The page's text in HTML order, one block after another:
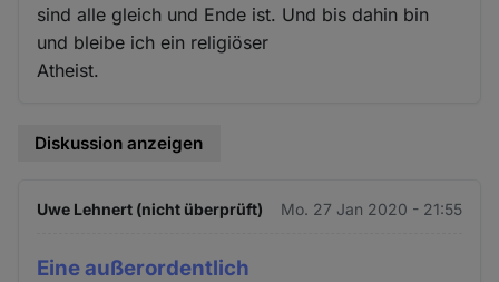
sind alle gleich und Ende ist. Und bis dahin bin
und bleibe ich ein religiöser
Atheist.
Diskussion anzeigen
Uwe Lehnert (nicht überprüft) Mo. 27 Jan 2020 - 21:55
Eine außerordentlich